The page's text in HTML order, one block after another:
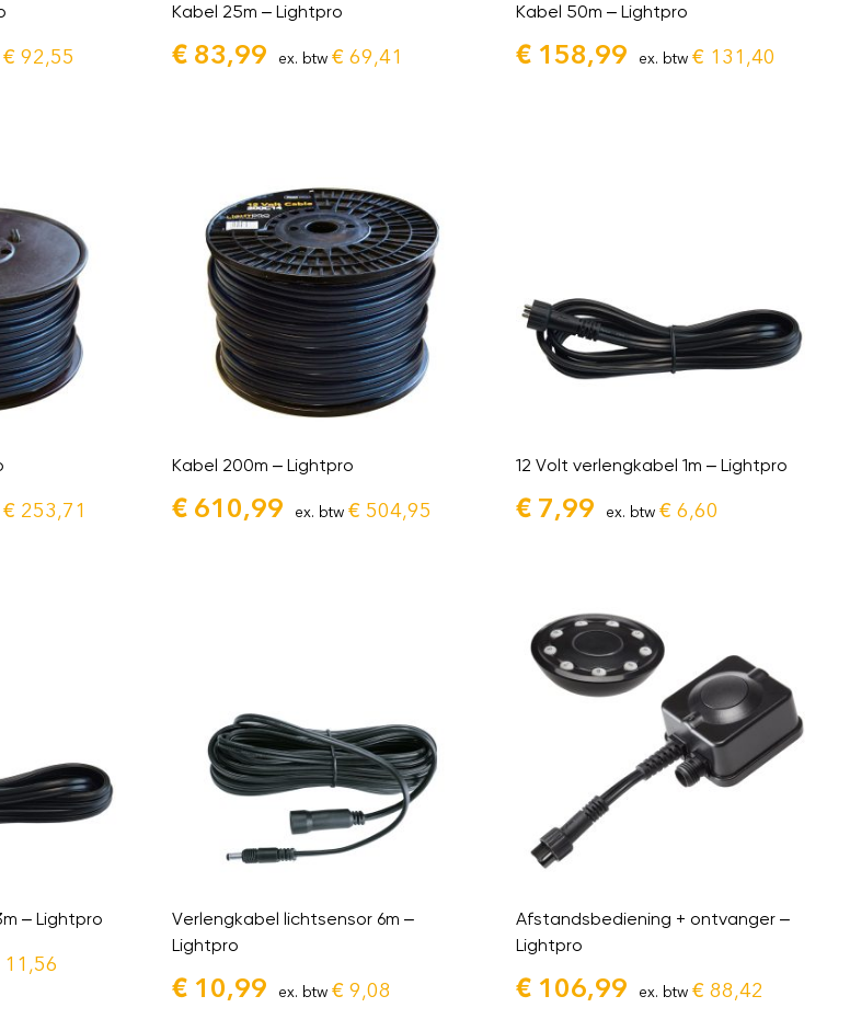
€ 92,55
Kabel 25m – Lightpro
€83,99 ex. btw €69,41
Kabel 50m – Lightpro
€ 158,99 ex. btw€ 131,40
€ 253,71
Kabel 200m – Lightpro
€610,99 ex. btw €504,95
12 Volt verlengkabel 1m – Lightpro
€ 7,99 ex. btw€ 6,60
– Lightpro
11,56
Verlengkabel lichtsensor 6m –
Lightpro
€10,99 ex. btw €9,08
Afstandsbediening + ontvanger –
Lightpro
€ 106,99 ex. btw€ 88,42